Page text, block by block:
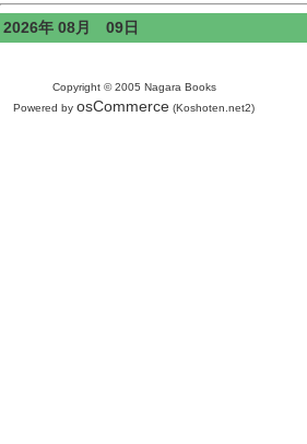
2026年 08月 09日
Copyright © 2005 Nagara Books
Powered by osCommerce (Koshoten.net2)